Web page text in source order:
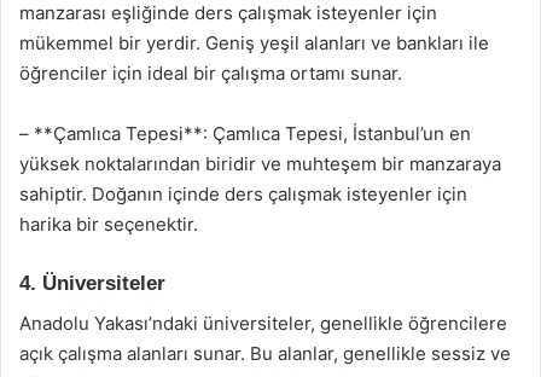
manzarası eşliğinde ders çalışmak isteyenler için
mükemmel bir yerdir. Geniş yeşil alanları ve bankları ile
öğrenciler için ideal bir çalışma ortamı sunar.
– **Çamlıca Tepesi**: Çamlıca Tepesi, İstanbul’un en
yüksek noktalarından biridir ve muhteşem bir manzaraya
sahiptir. Doğanın içinde ders çalışmak isteyenler için
harika bir seçenektir.
4. Üniversiteler
Anadolu Yakası’ndaki üniversiteler, genellikle öğrencilere
açık çalışma alanları sunar. Bu alanlar, genellikle sessiz ve